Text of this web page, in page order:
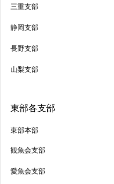
三重支部
静岡支部
長野支部
山梨支部
東部各支部
東部本部
観魚会支部
愛魚会支部